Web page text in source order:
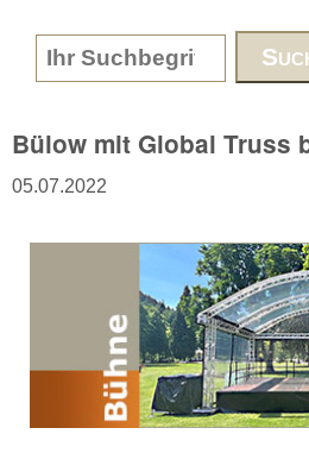
Search form
Bülow mit Global Truss
05.07.2022